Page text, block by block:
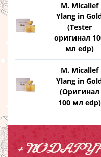
M. Micallef
Ylang in
(Tester
оригинал
мл edp)
M. Micallef
Ylang in
(Оригинал
100 мл edp)
+